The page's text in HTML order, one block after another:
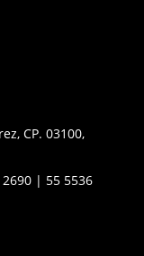
CP. 03100,
| 55 5536